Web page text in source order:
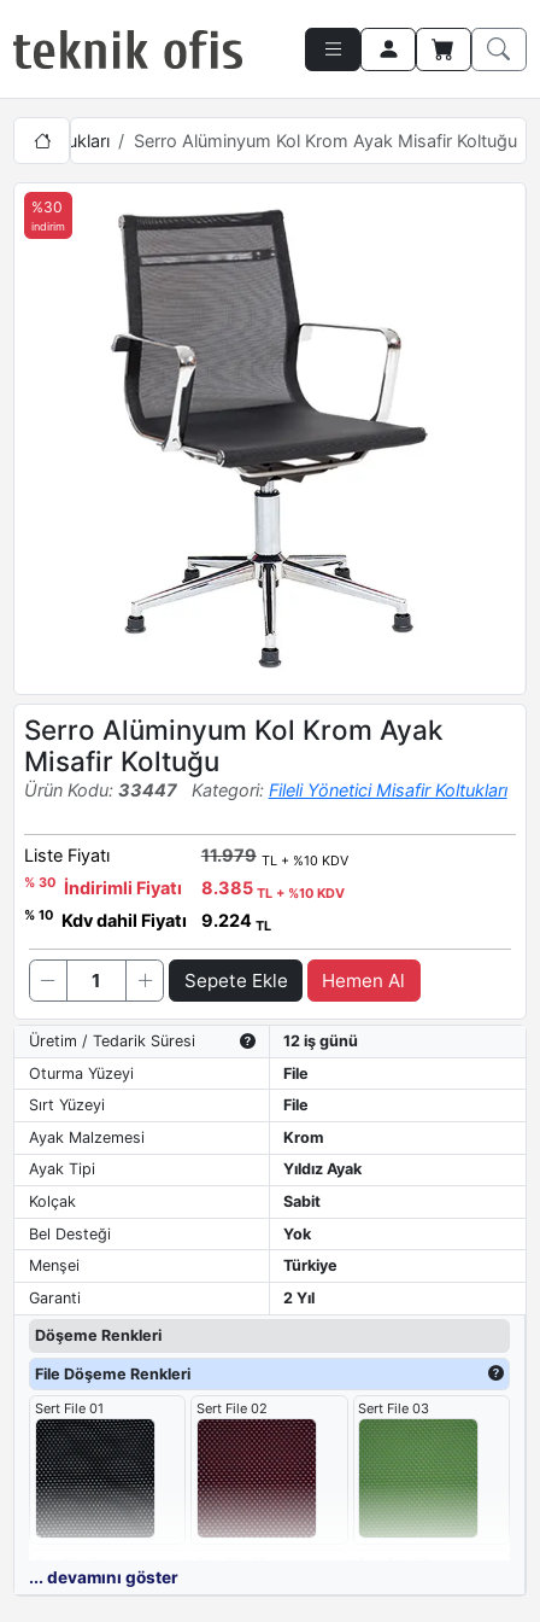
Koltukları Serro Alüminyum Kol Krom Ayak Misafir Koltuğu
%30
indirim
Serro Alüminyum Kol Krom Ayak
Misafir Koltuğu
Ürün Kodu: 33447 Kategori: Fileli Yönetici Misafir Koltukları
Liste Fiyatı 11.979 TL + %10 KDV
% 30
İndirimli Fiyatı 8.385 TL + %10 KDV
% 10
Kdv dahil Fiyatı 9.224 TL
Sepete Ekle Hemen Al
Üretim / Tedarik Süresi
12 iş günü
Oturma Yüzeyi
File
Sırt Yüzeyi
File
Ayak Malzemesi
Krom
Ayak Tipi
Yıldız Ayak
Kolçak
Sabit
Bel Desteği
Yok
Menşei
Türkiye
Garanti
2 Yıl
Döşeme Renkleri
File Döşeme Renkleri
Sert File 01 Sert File 02 Sert File 03
... devamını göster